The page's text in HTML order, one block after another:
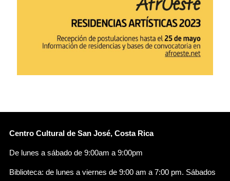
Centro Cultural de San José, Costa Rica
De lunes a sábado de 9:00am a 9:00pm
Biblioteca: de lunes a viernes de 9:00 am a 7:00 pm. Sábados